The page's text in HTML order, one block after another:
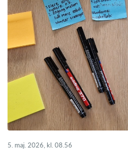
5. maj. 2026, kl. 08.56